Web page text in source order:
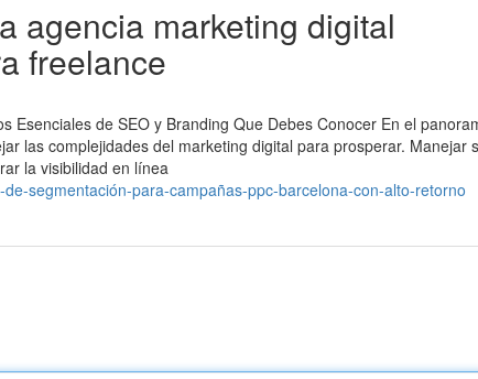
agencia marketing digital
freelance
Esenciales de SEO y Branding Que Debes Conocer En el
las complejidades del marketing digital para prosperar. Manejar
la visibilidad en línea
segmentación-para-campañas-ppc-barcelona-con-alto-retorno